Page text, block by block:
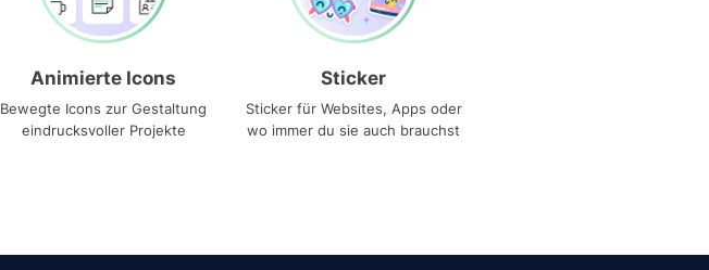
Animierte Icons
Bewegte Icons zur Gestaltung
eindrucksvoller Projekte
Sticker
Sticker für Websites, Apps oder
wo immer du sie auch brauchst